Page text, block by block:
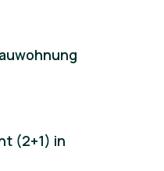
your
in the
Projekt
(2+1) in